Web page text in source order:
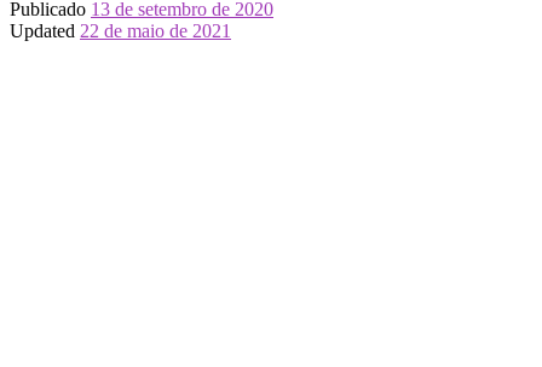
Publicado 13 de setembro de 2020
Updated 22 de maio de 2021